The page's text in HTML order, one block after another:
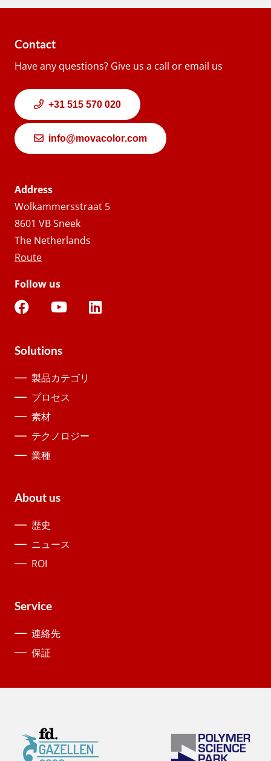
Contact
Have any questions? Give us a call or email us
+31 515 570 020
info@movacolor.com
Address
Wolkammersstraat 5
8601 VB Sneek
The Netherlands
Route
Follow us
Solutions
製品カテゴリ
プロセス
素材
テクノロジー
業種
About us
歴史
ニュース
ROI
Service
連絡先
保証